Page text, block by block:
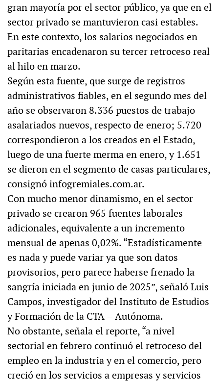
gran mayoría por el sector público, ya que en el
sector privado se mantuvieron casi estables.
En este contexto, los salarios negociados en
paritarias encadenaron su tercer retroceso real
al hilo en marzo.
Según esta fuente, que surge de registros
administrativos fiables, en el segundo mes del
año se observaron 8.336 puestos de trabajo
asalariados nuevos, respecto de enero; 5.720
correspondieron a los creados en el Estado,
luego de una fuerte merma en enero, y 1.651
se dieron en el segmento de casas particulares,
consignó infogremiales.com.ar.
Con mucho menor dinamismo, en el sector
privado se crearon 965 fuentes laborales
adicionales, equivalente a un incremento
mensual de apenas 0,02%. “Estadísticamente
es nada y puede variar ya que son datos
provisorios, pero parece haberse frenado la
sangría iniciada en junio de 2025”, señaló Luis
Campos, investigador del Instituto de Estudios
y Formación de la CTA – Autónoma.
No obstante, señala el reporte, “a nivel
sectorial en febrero continuó el retroceso del
empleo en la industria y en el comercio, pero
creció en los servicios a empresas y servicios